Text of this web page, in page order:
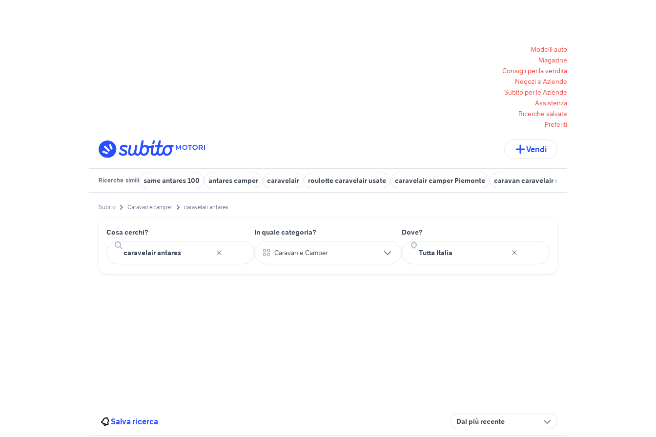
Modelli auto
Magazine
Consigli per la vendita
Negozi e Aziende
Subito per le Aziende
Assistenza
Ricerche salvate
Preferiti
Vendi
Ricerche simili same antares 100 antares camper caravelair roulotte caravelair usate caravelair camper Piemonte caravan caravelair camper
Subito Caravan e camper caravelair antares
Cosa cerchi? In quale categoria?
Caravan e Camper
Dove?
Salva ricerca Dal più recente